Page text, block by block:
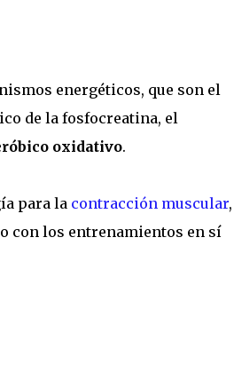
energéticos, que son el
de la fosfocreatina, el
oxidativo.
para la contracción muscular,
con los entrenamientos en sí